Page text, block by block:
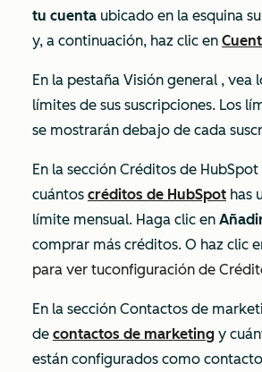
tu cuenta ubicado en la esquina
y, a continuación, haz clic en
En la pestaña Visión general , vea
límites de sus suscripciones. Los
se mostrarán debajo de cada
En la sección Créditos de HubSpot
cuántos créditos de HubSpot has
límite mensual. Haga clic en
comprar más créditos. O haz clic
para ver tuconfiguración de
En la sección Contactos de
de contactos de marketing y
están configurados como